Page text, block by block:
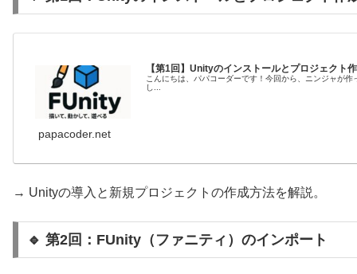
【第1回】Unityのインストールとプロジェクト
こんにちは、パパコーダーです！今回から、ニンジャが
し...
papacoder.net
→ Unityの導入と新規プロジェクトの作成方法を解説。
🔹 第2回：FUnity（ファニティ）のインポート